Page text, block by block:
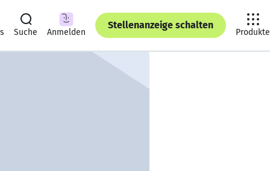
Suche Anmelden
Stellenanzeige schalten
Produkte